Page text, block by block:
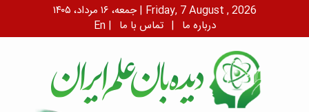
جمعه، ۱۶ مرداد، ۱۴۰۵ | Friday, 7 August , 2026
En | درباره ما | تماس با ما